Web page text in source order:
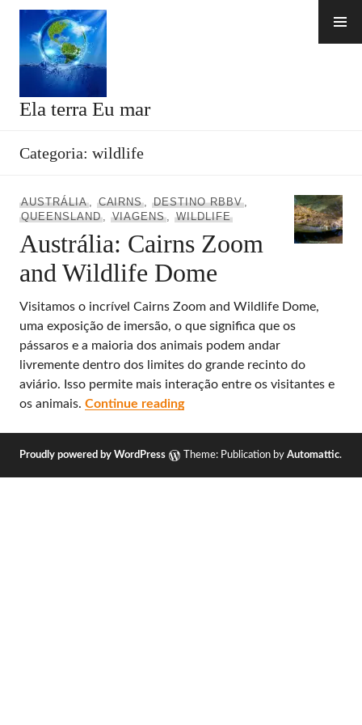
Skip
content
Ela terra Eu mar
Categoria: wildlife
AUSTRÁLIA, CAIRNS,DESTINO RBBV,
QUEENSLAND, VIAGENS,WILDLIFE
Austrália: Cairns Zoom
and Wildlife Dome
Visitamos o incrível Cairns Zoom and Wildlife Dome,
uma exposição de imersão, o que significa que os
pássaros e a maioria dos animais podem andar
livremente dentro dos limites do grande recinto do
aviário. Isso permite mais interação entre os visitantes e
os animais. Continue readingAustrália: Cairns Zoom and
Proudly powered by WordPress Theme: Publication by Automattic.